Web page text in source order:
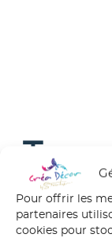
Pour offrir les
partenaires
cookies pour